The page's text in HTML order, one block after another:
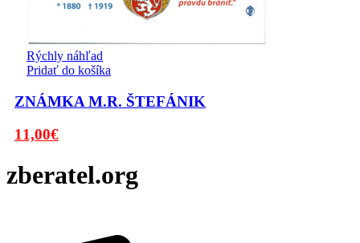
Rýchly náhľad
Pridať do košíka
ZNÁMKA M.R. ŠTEFÁNIK
Pôvodná
bola:
13,00€.
11,00€Aktuálna
je:
11,00€.
zberatel.org